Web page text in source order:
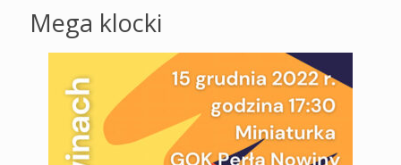
Mega klocki